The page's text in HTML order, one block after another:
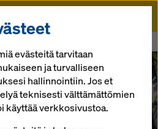
evästeitä tarvitaan
ja turvalliseen
hallinnointiin. Jos et
teknisesti välttämättömien
käyttää verkkosivustoa.